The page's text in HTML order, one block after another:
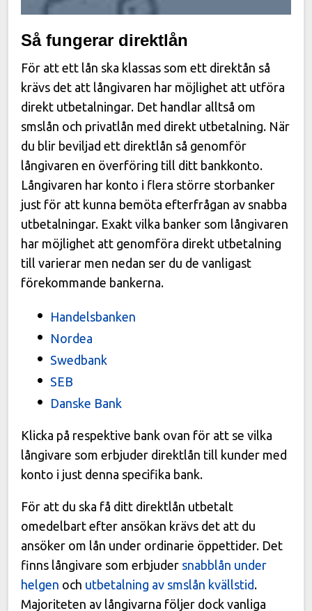
Så fungerar direktlån
För att ett lån ska klassas som ett direktån så
krävs det att långivaren har möjlighet att utföra
direkt utbetalningar. Det handlar alltså om
smslån och privatlån med direkt utbetalning. När
du blir beviljad ett direktlån så genomför
långivaren en överföring till ditt bankkonto.
Långivaren har konto i flera större storbanker
just för att kunna bemöta efterfrågan av snabba
utbetalningar. Exakt vilka banker som långivaren
har möjlighet att genomföra direkt utbetalning
till varierar men nedan ser du de vanligast
förekommande bankerna.
Handelsbanken
Nordea
Swedbank
SEB
Danske Bank
Klicka på respektive bank ovan för att se vilka
långivare som erbjuder direktlån till kunder med
konto i just denna specifika bank.
För att du ska få ditt direktlån utbetalt
omedelbart efter ansökan krävs det att du
ansöker om lån under ordinarie öppettider. Det
finns långivare som erbjuder snabblån under
helgen och utbetalning av smslån kvällstid.
Majoriteten av långivarna följer dock vanliga